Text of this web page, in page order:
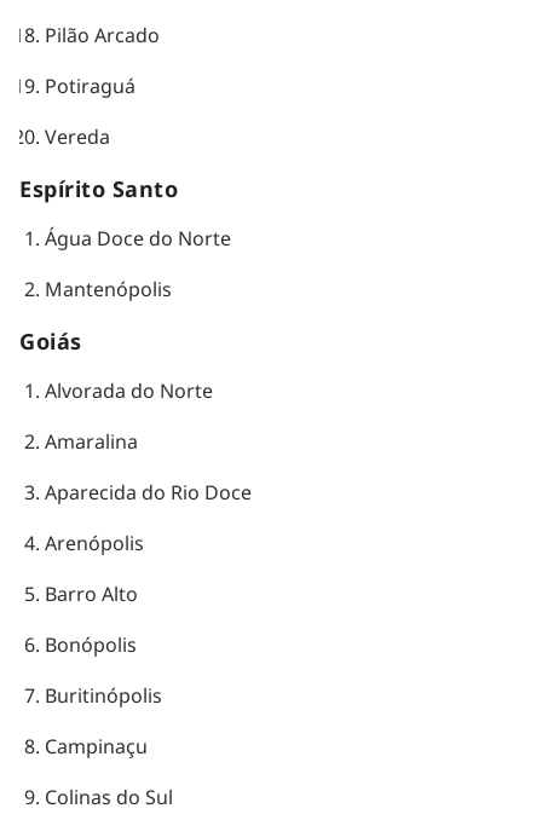
Pilão Arcado
Potiraguá
Vereda
Espírito Santo
Água Doce do Norte
Mantenópolis
Goiás
Alvorada do Norte
Amaralina
Aparecida do Rio Doce
Arenópolis
Barro Alto
Bonópolis
Buritinópolis
Campinaçu
Colinas do Sul